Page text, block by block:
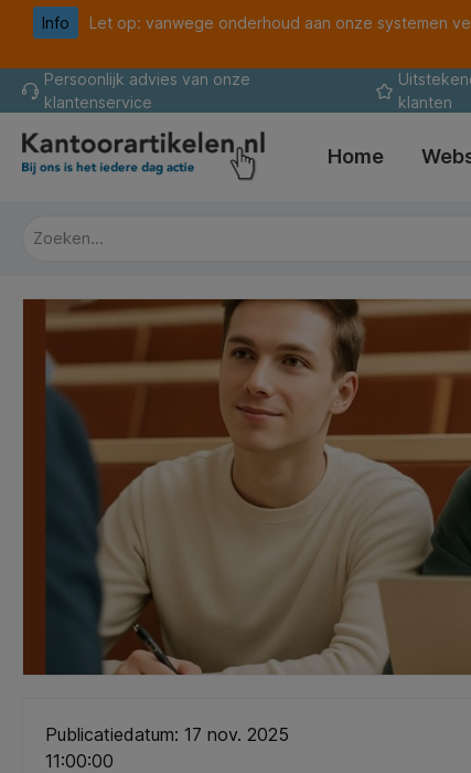
Ga naar de hoofdnavigatie
Info
Let op: vanwege onderhoud aan onze systemen
Persoonlijk advies van onze
klantenservice
klanten
Home
Publicatiedatum: 17 nov. 2025
11:00:00